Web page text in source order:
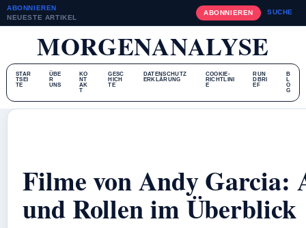
ABONNIEREN
NEUESTE ARTIKEL
ABONNIEREN SUCHE
MORGENANALYSE
STAR
TSEI
TE
ÜBE
R
UNS
KO
NT
AK
T
GESC
HICH
TE
DATENSCHUTZ
ERKLÄRUNG
COOKIE-
RICHTLINI
E
RUN
DBRI
EF
B
L
O
G
Filme von Andy Garcia:
und Rollen im Überblick